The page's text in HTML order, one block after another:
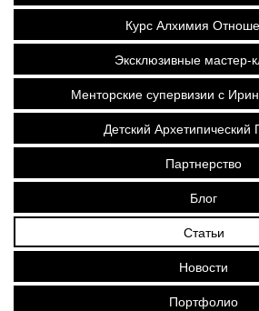
Курс Алхимия
Эксклюзивные мастер-
Менторские супервизии с
Детский Архетипический
Партнерство
Блог
Статьи
Новости
Портфолио